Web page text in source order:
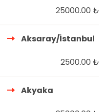
25000.00 ₺
Aksaray/İstanbul
2500.00 ₺
Akyaka